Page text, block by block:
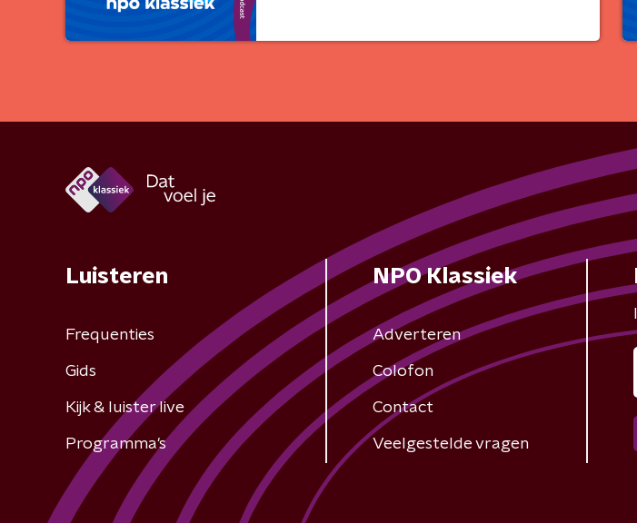
Luisteren
Frequenties
Gids
Kijk & luister live
Programma's
NPO Klassiek
Adverteren
Colofon
Contact
Veelgestelde vragen